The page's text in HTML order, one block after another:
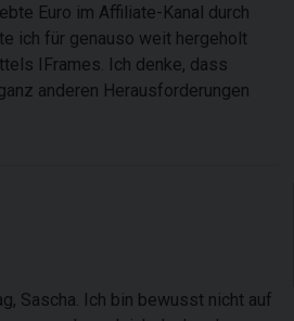
Euro im Affiliate-Kanal durch
ich für genauso weit hergeholt
IFrames. Ich denke, dass
anderen Herausforderungen
Sascha. Ich bin bewusst nicht auf